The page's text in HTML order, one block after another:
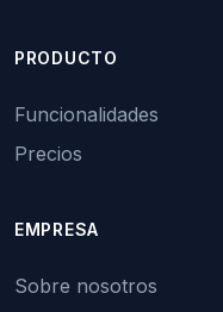
PRODUCTO
Funcionalidades
Precios
EMPRESA
Sobre nosotros